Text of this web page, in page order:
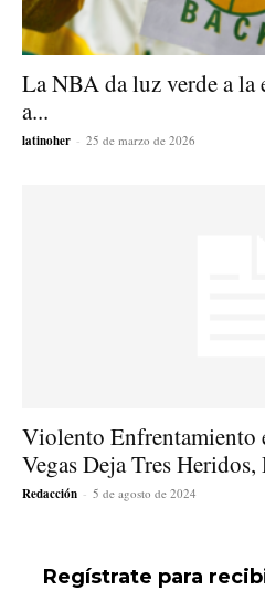
La NBA da luz verde a la
a...
latinoher - 25 de marzo de 2026
Violento Enfrentamiento
Vegas Deja Tres Heridos,
Redacción - 5 de agosto de 2024
Regístrate para